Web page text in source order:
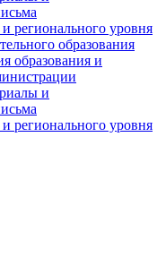
регионального уровня
образования
образования и
и
регионального уровня